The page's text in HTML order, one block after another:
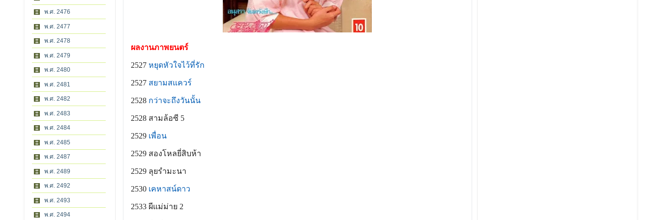
พ.ศ. 2476
พ.ศ. 2477
พ.ศ. 2478
พ.ศ. 2479
พ.ศ. 2480
พ.ศ. 2481
พ.ศ. 2482
พ.ศ. 2483
พ.ศ. 2484
พ.ศ. 2485
พ.ศ. 2487
พ.ศ. 2489
พ.ศ. 2492
พ.ศ. 2493
พ.ศ. 2494
ผลงานภาพยนตร์
2527 หยุดหัวใจไว้ที่รัก
2527 สยามสแควร์
2528 กว่าจะถึงวันนั้น
2528 สามล้อซี 5
2529 เพื่อน
2529 สองโหลยี่สิบห้า
2529 ลุยรำมะนา
2530 เคหาสน์ดาว
2533 ผีแม่ม่าย 2